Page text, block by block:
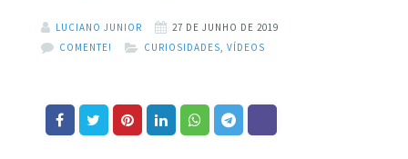
LUCIANO JUNIOR
27 DE JUNHO DE 2019
COMENTE!
CURIOSIDADES VÍDEOS